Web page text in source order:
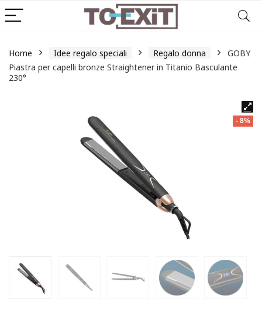
Home Idee regalo speciali Regalo donna
GOBY
Piastra per capelli bronze Straightener in Titanio Basculante
230°
- 8%